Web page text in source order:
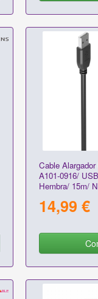
Cable
A101-0916/
Hembra/ 15m/
14,99 €